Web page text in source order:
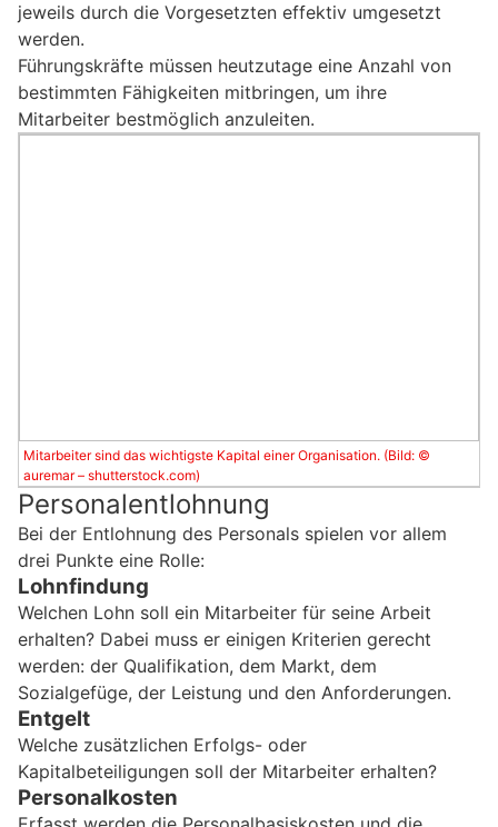
jeweils durch die Vorgesetzten effektiv umgesetzt
werden.
Führungskräfte müssen heutzutage eine Anzahl von
bestimmten Fähigkeiten mitbringen, um ihre
Mitarbeiter bestmöglich anzuleiten.
Mitarbeiter sind das wichtigste Kapital einer Organisation. (Bild: ©
auremar – shutterstock.com)
Personalentlohnung
Bei der Entlohnung des Personals spielen vor allem
drei Punkte eine Rolle:
Lohnfindung
Welchen Lohn soll ein Mitarbeiter für seine Arbeit
erhalten? Dabei muss er einigen Kriterien gerecht
werden: der Qualifikation, dem Markt, dem
Sozialgefüge, der Leistung und den Anforderungen.
Entgelt
Welche zusätzlichen Erfolgs- oder
Kapitalbeteiligungen soll der Mitarbeiter erhalten?
Personalkosten